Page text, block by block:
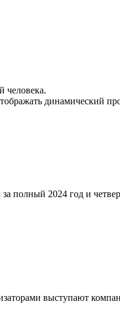
человека.
динамический
полный 2024 год и
выступают